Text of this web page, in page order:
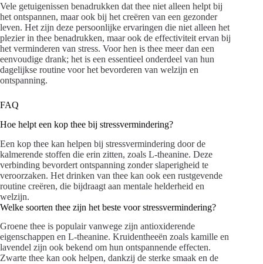
Vele getuigenissen benadrukken dat thee niet alleen helpt bij
het ontspannen, maar ook bij het creëren van een gezonder
leven. Het zijn deze persoonlijke ervaringen die niet alleen het
plezier in thee benadrukken, maar ook de effectiviteit ervan bij
het verminderen van stress. Voor hen is thee meer dan een
eenvoudige drank; het is een essentieel onderdeel van hun
dagelijkse routine voor het bevorderen van welzijn en
ontspanning.
FAQ
Hoe helpt een kop thee bij stressvermindering?
Een kop thee kan helpen bij stressvermindering door de
kalmerende stoffen die erin zitten, zoals L-theanine. Deze
verbinding bevordert ontspanning zonder slaperigheid te
veroorzaken. Het drinken van thee kan ook een rustgevende
routine creëren, die bijdraagt aan mentale helderheid en
welzijn.
Welke soorten thee zijn het beste voor stressvermindering?
Groene thee is populair vanwege zijn antioxiderende
eigenschappen en L-theanine. Kruidentheeën zoals kamille en
lavendel zijn ook bekend om hun ontspannende effecten.
Zwarte thee kan ook helpen, dankzij de sterke smaak en de